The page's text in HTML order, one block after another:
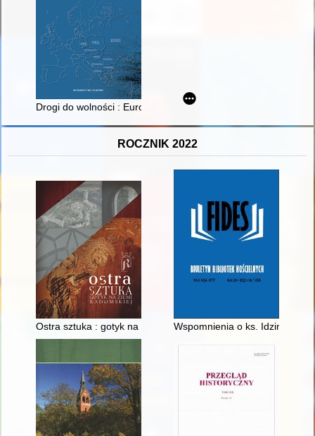
Drogi do wolności : Europa Środkowa 1989
ROCZNIK 2022
Ostra sztuka : gotyk na ziemi radomskiejWspomnienia o ks. Idzim